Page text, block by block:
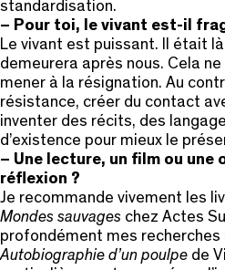
standardisation.
– Pour toi, le vivant est-il
Le vivant est puissant. Il était
demeurera après nous. Cela
mener à la résignation. Au
résistance, créer du contact
inventer des récits, des
d’existence pour mieux le
– Une lecture, un film ou
réflexion ?
Je recommande vivement les
Mondes sauvages chez Actes
profondément mes
Autobiographie d’un poulpe de